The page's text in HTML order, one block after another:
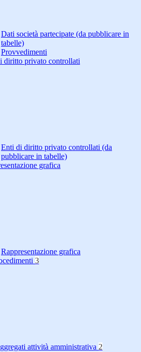
Dati società partecipate (da pubblicare in
tabelle)
Provvedimenti
diritto privato controllati
Enti di diritto privato controllati (da
pubblicare in tabelle)
grafica
Rappresentazione grafica
3
attività amministrativa 2